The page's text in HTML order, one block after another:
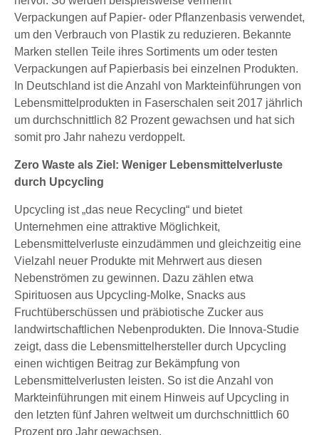
Verpackungen auf Papier- oder Pflanzenbasis verwendet,
um den Verbrauch von Plastik zu reduzieren. Bekannte
Marken stellen Teile ihres Sortiments um oder testen
Verpackungen auf Papierbasis bei einzelnen Produkten.
In Deutschland ist die Anzahl von Markteinführungen von
Lebensmittelprodukten in Faserschalen seit 2017 jährlich
um durchschnittlich 82 Prozent gewachsen und hat sich
somit pro Jahr nahezu verdoppelt.
Zero Waste als Ziel: Weniger Lebensmittelverluste
durch Upcycling
Upcycling ist „das neue Recycling“ und bietet
Unternehmen eine attraktive Möglichkeit,
Lebensmittelverluste einzudämmen und gleichzeitig eine
Vielzahl neuer Produkte mit Mehrwert aus diesen
Nebenströmen zu gewinnen. Dazu zählen etwa
Spirituosen aus Upcycling-Molke, Snacks aus
Fruchtüberschüssen und präbiotische Zucker aus
landwirtschaftlichen Nebenprodukten. Die Innova-Studie
zeigt, dass die Lebensmittelhersteller durch Upcycling
einen wichtigen Beitrag zur Bekämpfung von
Lebensmittelverlusten leisten. So ist die Anzahl von
Markteinführungen mit einem Hinweis auf Upcycling in
den letzten fünf Jahren weltweit um durchschnittlich 60
Prozent pro Jahr gewachsen.